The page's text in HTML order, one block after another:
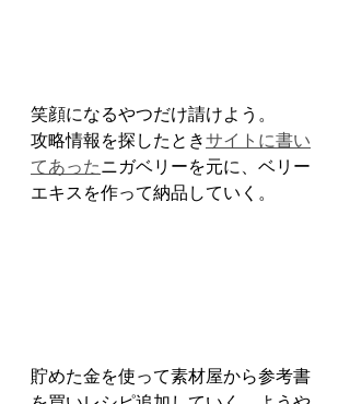
笑顔になるやつだけ請けよう。
攻略情報を探したときサイトに書い
てあったニガベリーを元に、ベリー
エキスを作って納品していく。
貯めた金を使って素材屋から参考書